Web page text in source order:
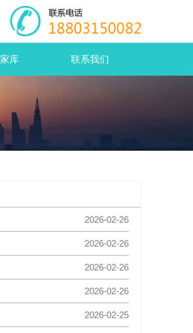
库 联系我们
2026-02-26
2026-02-26
2026-02-26
2026-02-26
2026-02-25